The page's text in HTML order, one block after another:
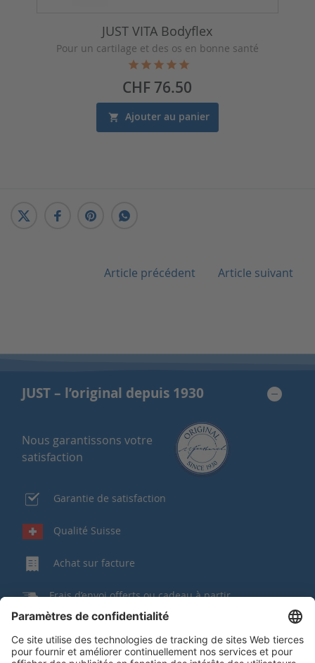
JUST VITA Bodyflex
Pour un cartilage et des os en bonne santé
Prix
CHF 76.50
Ajouter au panier
Article précédent Article suivant
JUST – l’original depuis 1930
Nous garantissons votre
satisfaction
Garantie de satisfaction
Qualité Suisse
Achat sur facture
Frais d’envoi offerts ou cadeau à partir
de 150 CHF
Bon à savoir